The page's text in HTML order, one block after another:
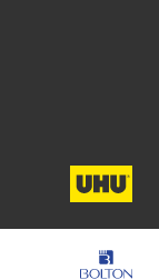
Bolton